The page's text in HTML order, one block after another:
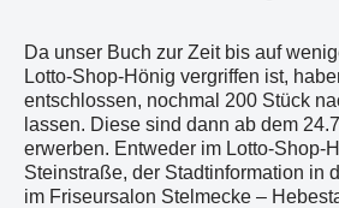
Da unser Buch zur Zeit bis auf
Lotto-Shop-Hönig vergriffen ist,
entschlossen, nochmal 200 Stück
lassen. Diese sind dann ab dem
erwerben. Entweder im Lotto-Shop-
Steinstraße, der Stadtinformation in
im Friseursalon Stelmecke –